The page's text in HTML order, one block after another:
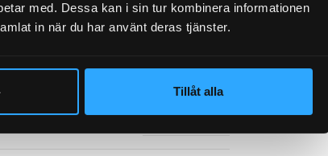
med. Dessa kan i sin tur kombinera informationen
in när du har använt deras tjänster.
Tillåt alla
WESTFALIA